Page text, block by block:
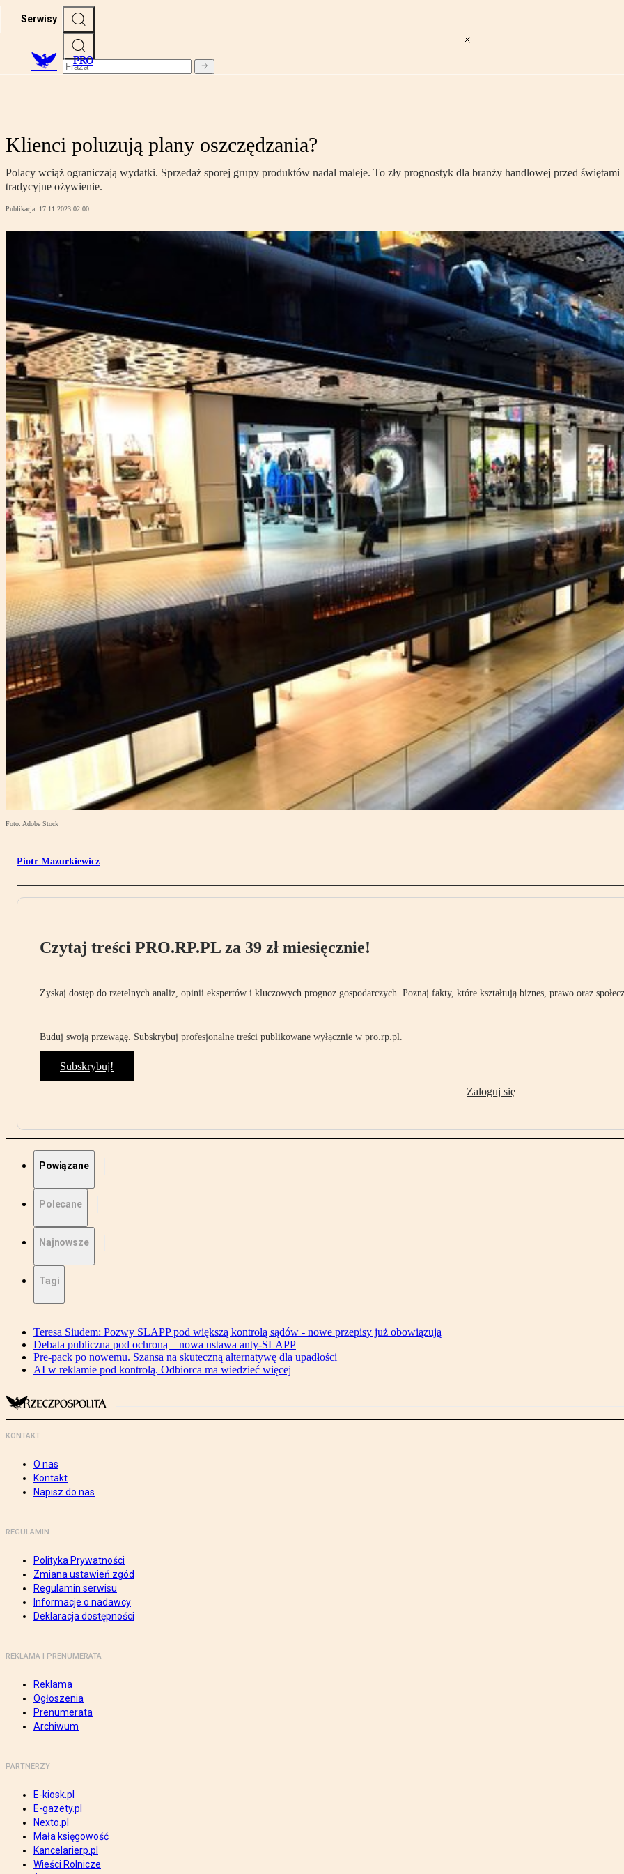
Serwisy
PRO
Klienci poluzują plany oszczędzania?
Polacy wciąż ograniczają wydatki. Sprzedaż sporej grupy produktów nadal maleje. To zły prognostyk dla branży handlowej przed
tradycyjne ożywienie.
Publikacja: 17.11.2023 02:00
Foto: Adobe Stock
Piotr Mazurkiewicz
Czytaj treści PRO.RP.PL za 39 zł miesięcznie!
Zyskaj dostęp do rzetelnych analiz, opinii ekspertów i kluczowych prognoz gospodarczych. Poznaj fakty, które kształtują biznes, prawo oraz
Buduj swoją przewagę. Subskrybuj profesjonalne treści publikowane wyłącznie w pro.rp.pl.
Subskrybuj!
Zaloguj się
Powiązane
Polecane
Najnowsze
Tagi
Teresa Siudem: Pozwy SLAPP pod większą kontrolą sądów - nowe przepisy już obowiązują
Debata publiczna pod ochroną – nowa ustawa anty-SLAPP
Pre-pack po nowemu. Szansa na skuteczną alternatywę dla upadłości
AI w reklamie pod kontrolą. Odbiorca ma wiedzieć więcej
KONTAKT
O nas
Kontakt
Napisz do nas
REGULAMIN
Polityka Prywatności
Zmiana ustawień zgód
Regulamin serwisu
Informacje o nadawcy
Deklaracja dostępności
REKLAMA I PRENUMERATA
Reklama
Ogłoszenia
Prenumerata
Archiwum
PARTNERZY
E-kiosk.pl
E-gazety.pl
Nexto.pl
Mała księgowość
Kancelarierp.pl
Wieści Rolnicze